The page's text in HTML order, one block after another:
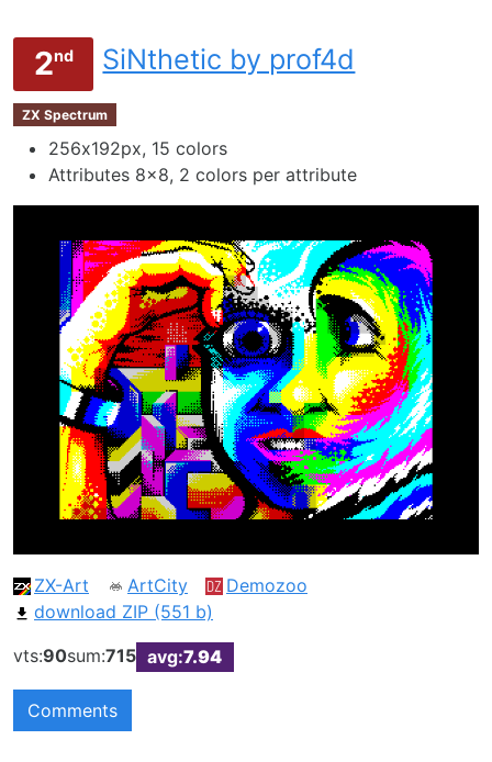
2nd SiNthetic by prof4d
ZX Spectrum
256х192px, 15 colors
Attributes 8x8, 2 colors per attribute
ZX-Art ArtCity
Demozoo
download ZIP (551 b)
vts:90sum:715 avg:7.94
Comments